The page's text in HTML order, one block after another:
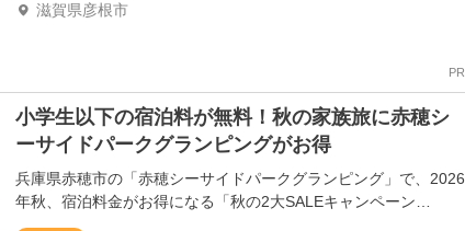
滋賀県彦根市
PR
小学生以下の宿泊料が無料！秋の家族旅に赤穂シ
ーサイドパークグランピングがお得
兵庫県赤穂市の「赤穂シーサイドパークグランピング」で、2026
年秋、宿泊料金がお得になる「秋の2大SALEキャンペーン…